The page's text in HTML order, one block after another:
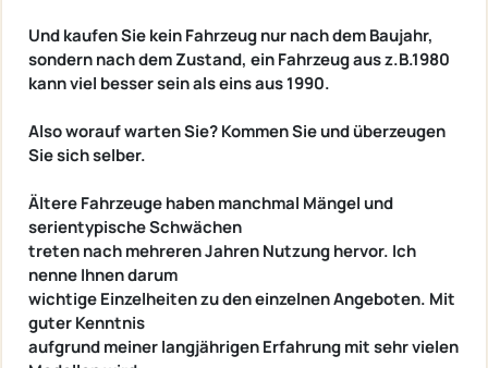
Und kaufen Sie kein Fahrzeug nur nach dem Baujahr,
sondern nach dem Zustand, ein Fahrzeug aus z.B.1980
kann viel besser sein als eins aus 1990.
Also worauf warten Sie? Kommen Sie und überzeugen
Sie sich selber.
Ältere Fahrzeuge haben manchmal Mängel und
serientypische Schwächen
treten nach mehreren Jahren Nutzung hervor. Ich
nenne Ihnen darum
wichtige Einzelheiten zu den einzelnen Angeboten. Mit
guter Kenntnis
aufgrund meiner langjährigen Erfahrung mit sehr vielen